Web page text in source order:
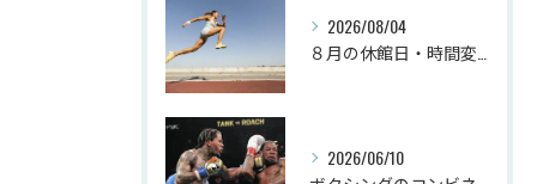
2026/08/04
2026/06/10